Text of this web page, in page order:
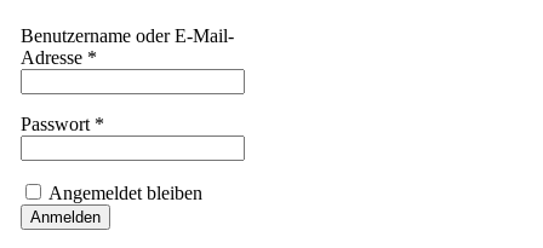
Benutzername oder E-Mail-
Adresse *
Passwort *
Angemeldet bleiben
Anmelden